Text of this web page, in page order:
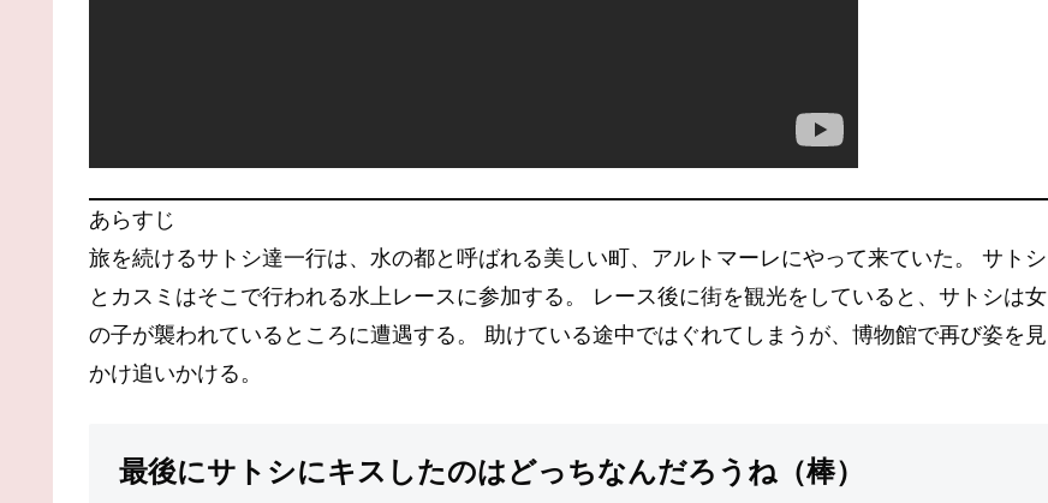
あらすじ
旅を続けるサトシ達一行は、水の都と呼ばれる美しい町、アルトマーレにやって来ていた。 サトシ
とカスミはそこで行われる水上レースに参加する。 レース後に街を観光をしていると、サトシは女
の子が襲われているところに遭遇する。 助けている途中ではぐれてしまうが、博物館で再び姿を見
かけ追いかける。
最後にサトシにキスしたのはどっちなんだろうね（棒）